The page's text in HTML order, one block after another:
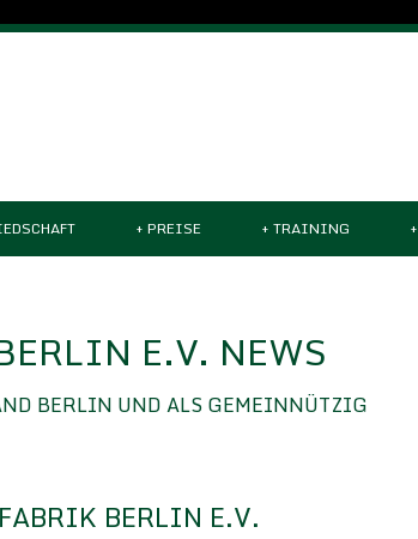
PREISE
+ TRAINING
+ +
E.V. NEWS
BERLIN UND ALS GEMEINNÜTZIG
BERLIN E.V.